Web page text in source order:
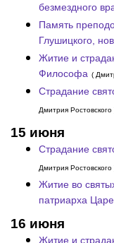
безмездного
Память
Глушицкого,
Житие и
Философа (
Страдание
Дмитрия Ростовского
15 июня
Страдание
Дмитрия Ростовского
Житие во
патриарха
16 июня
Житие и